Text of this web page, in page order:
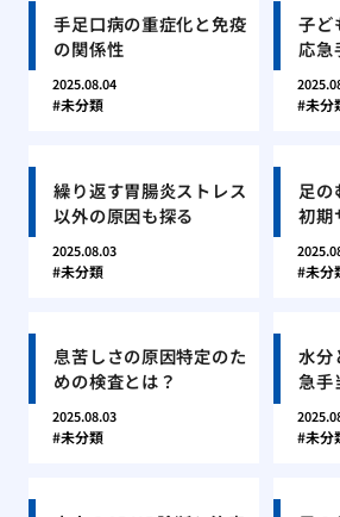
手足口病の重症化と免疫
の関係性
2025.08.04
未分類
子ど
応急
未分
繰り返す胃腸炎ストレス
以外の原因も探る
2025.08.03
未分類
足の
初期
未分
息苦しさの原因特定のた
めの検査とは？
2025.08.03
未分類
水分
急手
未分